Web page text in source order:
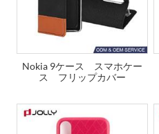
Nokia 9ケース スマホケー
ス フリップカバー